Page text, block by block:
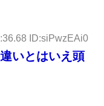
ID:siPwzEAi0
いとはいえ頭